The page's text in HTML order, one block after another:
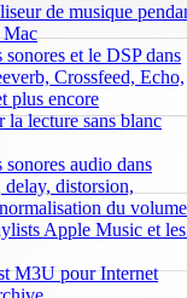
de musique
Mac
et le DSP dans
Crossfeed, Echo,
plus encore
la lecture sans blanc
audio dans
distorsion,
du volume
Apple Music et
M3U pour Internet